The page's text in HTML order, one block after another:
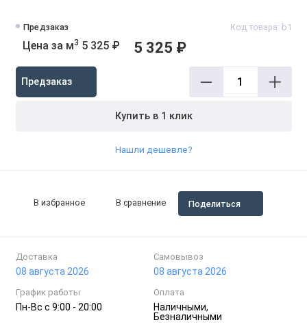
Предзаказ Код товара: b1
Цена за м3 5 325 ₽ 5 325 ₽
Предзаказ
Купить в 1 клик
Нашли дешевле?
Доставка
08 августа 2026
Самовывоз
08 августа 2026
График работы
Пн-Вc с 9:00 - 20:00
Оплата
Наличными,
Безналичными
В избранное В сравнение Поделиться